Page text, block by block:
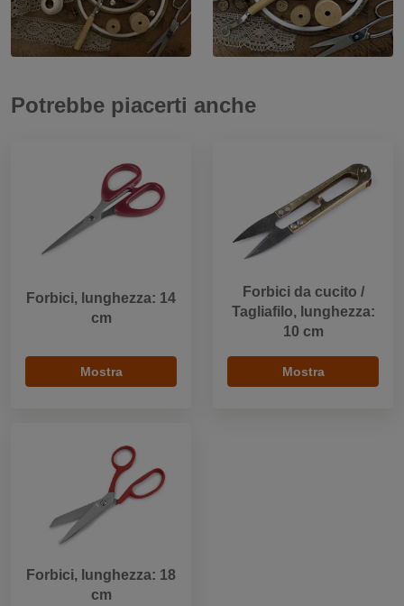
Potrebbe piacerti anche
Forbici, lunghezza: 14
cm
Mostra
Forbici da cucito /
Tagliafilo, lunghezza:
10 cm
Mostra
Forbici, lunghezza: 18
cm